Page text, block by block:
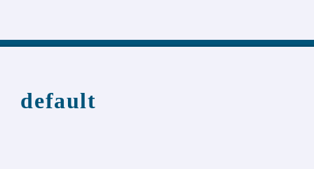
default